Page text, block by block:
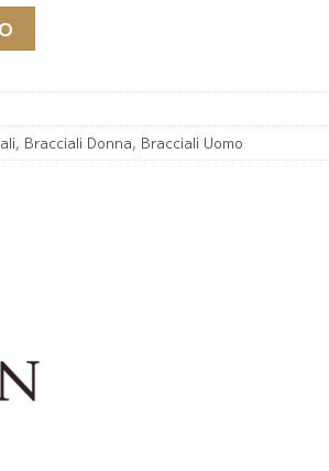
, Bracciali Donna, Bracciali Uomo